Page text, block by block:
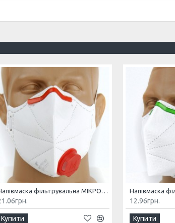
Напівмаска фільтрувальна МІКРОН (К) FFP3 NR з клапаном
Купити
12.96грн.
Купити